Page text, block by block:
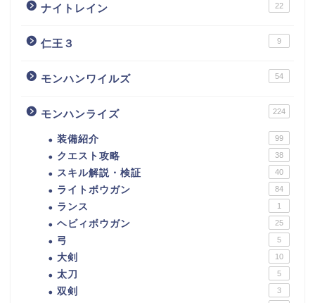
ナイトレイン 22
仁王３ 9
モンハンワイルズ 54
モンハンライズ 224
装備紹介 99
クエスト攻略 38
スキル解説・検証 40
ライトボウガン 84
ランス 1
ヘビィボウガン 25
弓 5
大剣 10
太刀 5
双剣 3